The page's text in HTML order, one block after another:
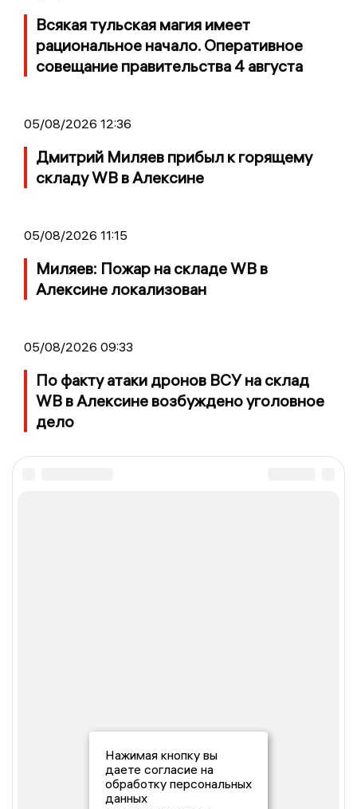
Всякая тульская магия имеет
рациональное начало. Оперативное
совещание правительства 4 августа
05/08/2026 12:36
Дмитрий Миляев прибыл к горящему
складу WB в Алексине
05/08/2026 11:15
Миляев: Пожар на складе WB в
Алексине локализован
05/08/2026 09:33
По факту атаки дронов ВСУ на склад
WB в Алексине возбуждено уголовное
дело
Нажимая кнопку вы
даете согласие на
обработку персональных
данных